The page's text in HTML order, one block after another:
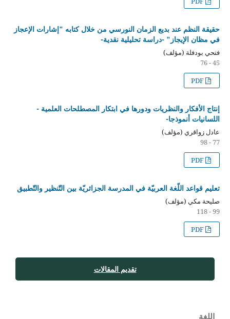
حقيقة النظم عند بديع الزمان النورسي من خلال كتابه "إشارات الإعجاز
في مظان الإيجاز" -دراسة تحليلية نقدية-
فتحي بودفلة (مؤلف)
45 - 76
إنتاج الأفكار والنظريات ودورها في ابتكار المصطلحات العلمية -
اللسانيات أنموذجا-
عادل زواقري (مؤلف)
77 - 98
تعليم قواعد اللّغة العربيّة في المدرسة الجزائريّة بين التّنظير والتّطبيق
صليحة مكي (مؤلف)
99 - 118
تقديم المقالات
اللغة